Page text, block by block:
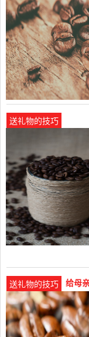
送礼物的技巧
教师节礼物送什么花
送礼物的技巧 给母